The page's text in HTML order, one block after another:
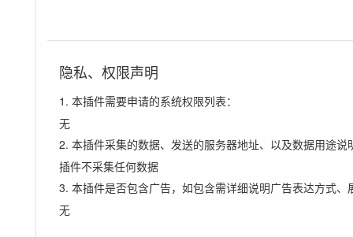
隐私、权限声明
1. 本插件需要申请的系统权限列表：
无
2. 本插件采集的数据、发送的服务器地址、以及数据用途说
插件不采集任何数据
3. 本插件是否包含广告，如包含需详细说明广告表达方式、
无